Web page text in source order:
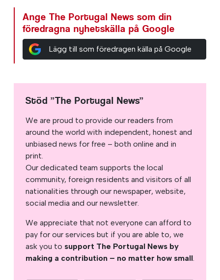
Ange The Portugal News som din
föredragna nyhetskälla på Google
Lägg till som föredragen källa på Google
Stöd ”The Portugal News”
We are proud to provide our readers from
around the world with independent, honest and
unbiased news for free – both online and in
print.
Our dedicated team supports the local
community, foreign residents and visitors of all
nationalities through our newspaper, website,
social media and our newsletter.
We appreciate that not everyone can afford to
pay for our services but if you are able to, we
ask you to support The Portugal News by
making a contribution – no matter how small.